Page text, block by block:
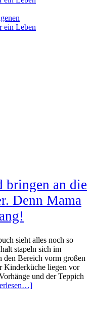
ein Leben
bringen an die
Denn Mama
sieht alles noch so
stapeln sich im
den Bereich vorm großen
Kinderküche liegen vor
und der Teppich